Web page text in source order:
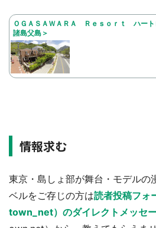
ＯＧＡＳＡＷＡＲＡ Ｒｅｓｏｒｔ ハー
諸島父島＞
情報求む
東京・島しょ部が舞台・モデルの
ベルをご存じの方は読者投稿フォ
town_net）のダイレクトメッセ